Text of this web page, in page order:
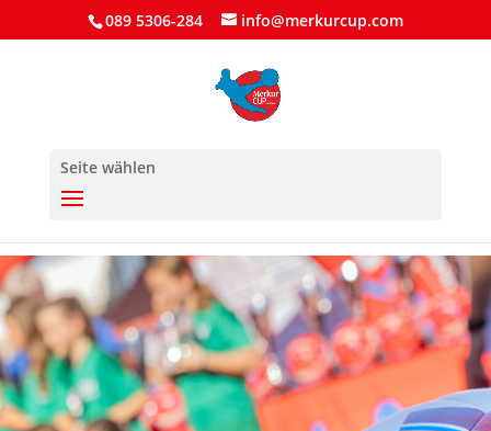
089 5306-284 info@merkurcup.com
Seite wählen